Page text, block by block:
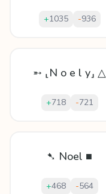
+1035 -936
➵ ⸤N o e l y⸥ △
+718 -721
➷ Noel ■
+468 -564